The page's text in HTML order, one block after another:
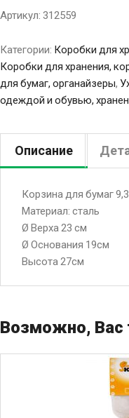
Артикул: 312559
Категории: Коробки для
Коробки для хранения,
для бумаг, органайзеры,
одеждой и обувью,
Описание
Корзина для бумаг
Материал: сталь
Ø Верха 23 см
Ø Основания 19см
Высота 27см
Возможно, Вас